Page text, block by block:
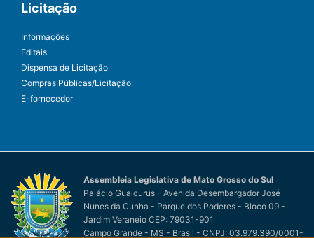
Licitação
Informações
Editais
Dispensa de Licitação
Compras Públicas/Licitação
E-fornecedor
Assembleia Legislativa de Mato Grosso do Sul
Palácio Guaicurus - Avenida Desembargador José
Nunes da Cunha - Parque dos Poderes - Bloco 09 -
Jardim Veraneio CEP: 79031-901
Campo Grande - MS - Brasil - CNPJ: 03.979.390/0001-